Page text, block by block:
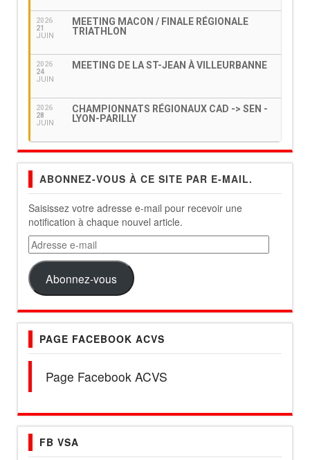
2026
21
JUIN
MEETING MACON / FINALE RÉGIONALE
TRIATHLON
2026
24
JUIN
MEETING DE LA ST-JEAN À VILLEURBANNE
2026
28
JUIN
CHAMPIONNATS RÉGIONAUX CAD -> SEN -
LYON-PARILLY
ABONNEZ-VOUS À CE SITE PAR E-MAIL.
Saisissez votre adresse e-mail pour recevoir une
notification à chaque nouvel article.
Adresse
e-
mail
Abonnez-vous
PAGE FACEBOOK ACVS
Page Facebook ACVS
FB VSA